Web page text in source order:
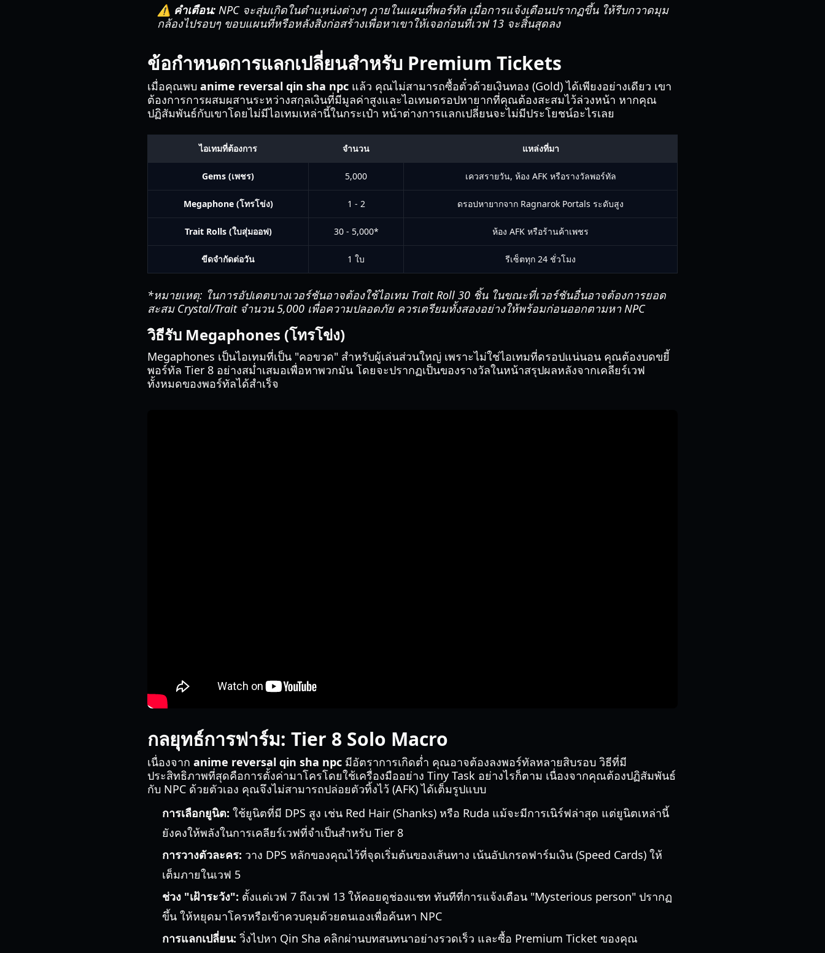
⚠️ คำเตือน: NPC จะสุ่มเกิดในตำแหน่งต่างๆ ภายในแผนที่พอร์ทัล เมื่อการแจ้งเตือนปรากฏขึ้น ให้รีบกวาดมุม
กล้องไปรอบๆ ขอบแผนที่หรือหลังสิ่งก่อสร้างเพื่อหาเขาให้เจอก่อนที่เวฟ 13 จะสิ้นสุดลง
ข้อกำหนดการแลกเปลี่ยนสำหรับ Premium Tickets
เมื่อคุณพบ anime reversal qin sha npc แล้ว คุณไม่สามารถซื้อตั๋วด้วยเงินทอง (Gold) ได้เพียงอย่างเดียว เขา
ต้องการการผสมผสานระหว่างสกุลเงินที่มีมูลค่าสูงและไอเทมดรอปหายากที่คุณต้องสะสมไว้ล่วงหน้า หากคุณ
ปฏิสัมพันธ์กับเขาโดยไม่มีไอเทมเหล่านี้ในกระเป๋า หน้าต่างการแลกเปลี่ยนจะไม่มีประโยชน์อะไรเลย
ไอเทมที่ต้องการ จำนวน แหล่งที่มา
Gems (เพชร) 5,000 เควสรายวัน, ห้อง AFK หรือรางวัลพอร์ทัล
Megaphone (โทรโข่ง) 1 - 2 ดรอปหายากจาก Ragnarok Portals ระดับสูง
Trait Rolls (ใบสุ่มออฟ) 30 - 5,000* ห้อง AFK หรือร้านค้าเพชร
ขีดจำกัดต่อวัน 1 ใบ รีเซ็ตทุก 24 ชั่วโมง
*หมายเหตุ: ในการอัปเดตบางเวอร์ชันอาจต้องใช้ไอเทม Trait Roll 30 ชิ้น ในขณะที่เวอร์ชันอื่นอาจต้องการยอด
สะสม Crystal/Trait จำนวน 5,000 เพื่อความปลอดภัย ควรเตรียมทั้งสองอย่างให้พร้อมก่อนออกตามหา NPC
วิธีรับ Megaphones (โทรโข่ง)
Megaphones เป็นไอเทมที่เป็น "คอขวด" สำหรับผู้เล่นส่วนใหญ่ เพราะไม่ใช่ไอเทมที่ดรอปแน่นอน คุณต้องบดขยี้
พอร์ทัล Tier 8 อย่างสม่ำเสมอเพื่อหาพวกมัน โดยจะปรากฏเป็นของรางวัลในหน้าสรุปผลหลังจากเคลียร์เวฟ
ทั้งหมดของพอร์ทัลได้สำเร็จ
กลยุทธ์การฟาร์ม: Tier 8 Solo Macro
เนื่องจาก anime reversal qin sha npc มีอัตราการเกิดต่ำ คุณอาจต้องลงพอร์ทัลหลายสิบรอบ วิธีที่มี
ประสิทธิภาพที่สุดคือการตั้งค่ามาโครโดยใช้เครื่องมืออย่าง Tiny Task อย่างไรก็ตาม เนื่องจากคุณต้องปฏิสัมพันธ์
กับ NPC ด้วยตัวเอง คุณจึงไม่สามารถปล่อยตัวทิ้งไว้ (AFK) ได้เต็มรูปแบบ
การเลือกยูนิต: ใช้ยูนิตที่มี DPS สูง เช่น Red Hair (Shanks) หรือ Ruda แม้จะมีการเนิร์ฟล่าสุด แต่ยูนิตเหล่านี้
ยังคงให้พลังในการเคลียร์เวฟที่จำเป็นสำหรับ Tier 8
การวางตัวละคร: วาง DPS หลักของคุณไว้ที่จุดเริ่มต้นของเส้นทาง เน้นอัปเกรดฟาร์มเงิน (Speed Cards) ให้
เต็มภายในเวฟ 5
ช่วง "เฝ้าระวัง": ตั้งแต่เวฟ 7 ถึงเวฟ 13 ให้คอยดูช่องแชท ทันทีที่การแจ้งเตือน "Mysterious person" ปรากฏ
ขึ้น ให้หยุดมาโครหรือเข้าควบคุมด้วยตนเองเพื่อค้นหา NPC
การแลกเปลี่ยน: วิ่งไปหา Qin Sha คลิกผ่านบทสนทนาอย่างรวดเร็ว และซื้อ Premium Ticket ของคุณ